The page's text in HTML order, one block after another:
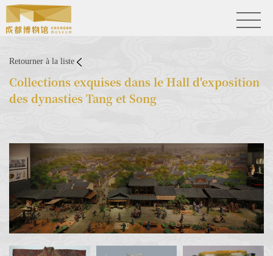
Retourner à la liste
Collections exquises dans le Hall d'exposition
des dynasties Tang et Song